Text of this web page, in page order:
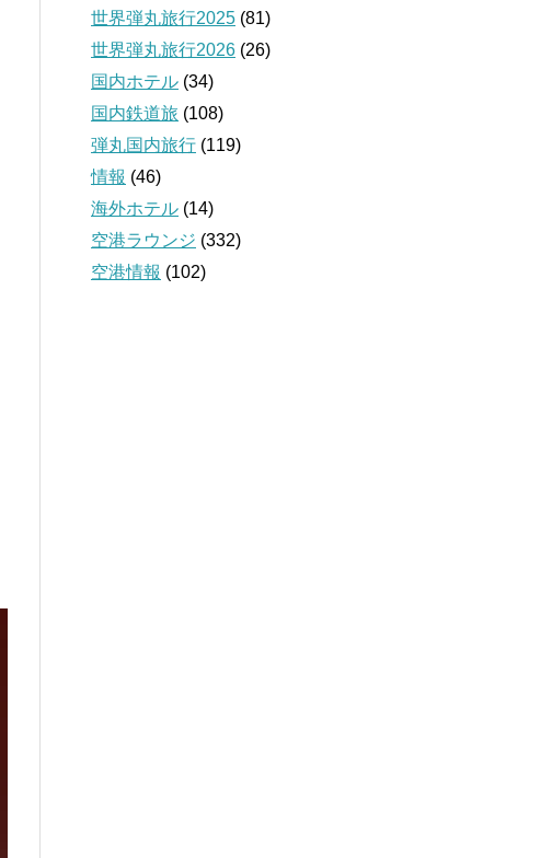
世界弾丸旅行2025 (81)
世界弾丸旅行2026 (26)
国内ホテル (34)
国内鉄道旅 (108)
弾丸国内旅行 (119)
情報 (46)
海外ホテル (14)
空港ラウンジ (332)
空港情報 (102)